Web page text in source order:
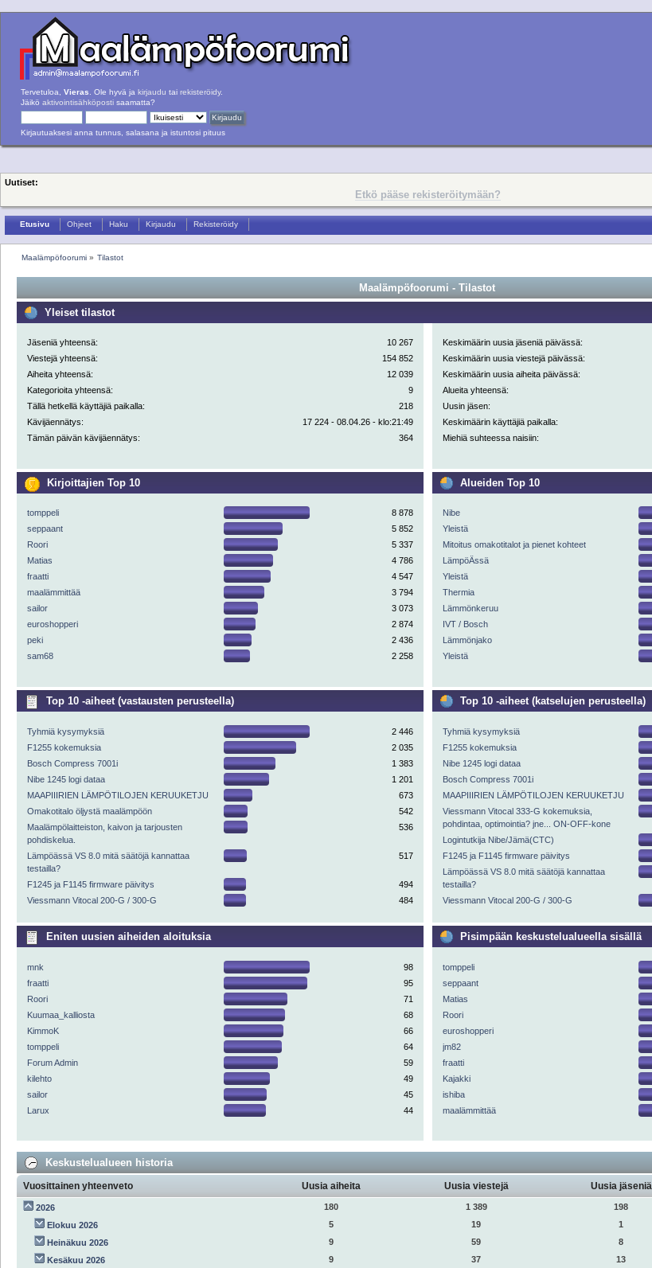
Tervetuloa, Vieras . Ole hyvä ja kirjaudu tai rekisteröidy.
Jäikö aktivointisähköposti saamatta?
Kirjautuaksesi anna tunnus, salasana ja istuntosi pituus
Uutiset:
Etkö pääse rekisteröitymään?
Etusivu Ohjeet Haku Kirjaudu Rekisteröidy
Maalämpöfoorumi» Tilastot
Maalämpöfoorumi - Tilastot
Yleiset tilastot
Jäseniä yhteensä:
10 267
Viestejä yhteensä:
154 852
Aiheita yhteensä:
12 039
Kategorioita yhteensä:
9
Tällä hetkellä käyttäjiä paikalla:
218
Kävijäennätys:
17 224 - 08.04.26 - klo:21:49
Tämän päivän kävijäennätys:
364
Keskimäärin uusia jäseniä päivässä:
Keskimäärin uusia viestejä päivässä:
Keskimäärin uusia aiheita päivässä:
Alueita yhteensä:
Uusin jäsen:
Keskimäärin käyttäjiä paikalla:
Miehiä suhteessa naisiin:
Kirjoittajien Top 10
tomppeli
8 878
seppaant
5 852
Roori
5 337
Matias
4 786
fraatti
4 547
maalämmittää
3 794
sailor
3 073
euroshopperi
2 874
peki
2 436
sam68
2 258
Alueiden Top 10
Nibe
Yleistä
Mitoitus omakotitalot ja pienet kohteet
LämpöÄssä
Yleistä
Thermia
Lämmönkeruu
IVT / Bosch
Lämmönjako
Yleistä
Top 10 -aiheet (vastausten perusteella)
Tyhmiä kysymyksiä
2 446
F1255 kokemuksia
2 035
Bosch Compress 7001i
1 383
Nibe 1245 logi dataa
1 201
MAAPIIIRIEN LÄMPÖTILOJEN KERUUKETJU
673
Omakotitalo öljystä maalämpöön
542
Maalämpölaitteiston, kaivon ja tarjousten
pohdiskelua.
536
Lämpöässä VS 8.0 mitä säätöjä kannattaa
testailla?
517
F1245 ja F1145 firmware päivitys
494
Viessmann Vitocal 200-G / 300-G
484
Top 10 -aiheet (katselujen perusteella)
Tyhmiä kysymyksiä
F1255 kokemuksia
Nibe 1245 logi dataa
Bosch Compress 7001i
MAAPIIIRIEN LÄMPÖTILOJEN KERUUKETJU
Viessmann Vitocal 333-G kokemuksia,
pohdintaa, optimointia? jne... ON-OFF-kone
Logintutkija Nibe/Jämä(CTC)
F1245 ja F1145 firmware päivitys
Lämpöässä VS 8.0 mitä säätöjä kannattaa
testailla?
Viessmann Vitocal 200-G / 300-G
Eniten uusien aiheiden aloituksia
mnk
98
fraatti
95
Roori
71
Kuumaa_kalliosta
68
KimmoK
66
tomppeli
64
Forum Admin
59
kilehto
49
sailor
45
Larux
44
Pisimpään keskustelualueella sisällä
tomppeli
seppaant
Matias
Roori
euroshopperi
jm82
fraatti
Kajakki
ishiba
maalämmittää
Keskustelualueen historia
Vuosittainen yhteenveto Uusia aiheita Uusia viestejä Uusia jäseniä
2026 180 1 389 198
Elokuu 2026
5 19 1
Heinäkuu 2026
9 59 8
Kesäkuu 2026
9 37 13